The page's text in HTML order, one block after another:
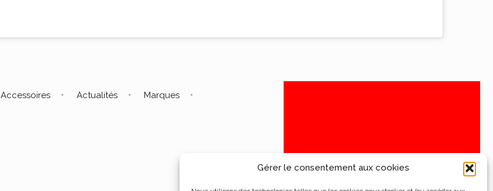
Gérer le consentement aux cookies
Accessoires Actualités Marques